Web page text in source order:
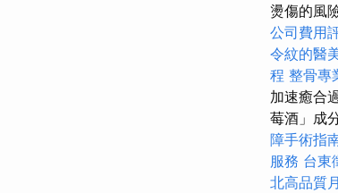
燙傷的風
公司費用
令紋的醫
程 整骨專
加速癒合
莓酒」成
障手術指
服務 台東
北高品質